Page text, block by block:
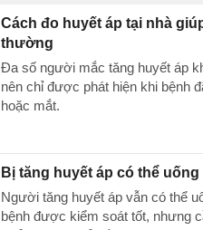
Cách đo huyết áp tại nhà
thường
Đa số người mắc tăng huyết áp
nên chỉ được phát hiện khi bệnh
hoặc mắt.
Bị tăng huyết áp có thể
Người tăng huyết áp vẫn có thể
bệnh được kiểm soát tốt, nhưng